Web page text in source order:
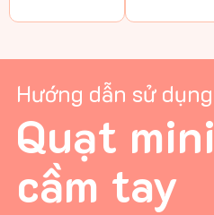
Hướng dẫn sử dụng
Quạt mini
cầm tay